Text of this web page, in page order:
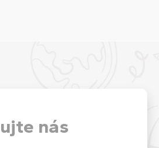
nás